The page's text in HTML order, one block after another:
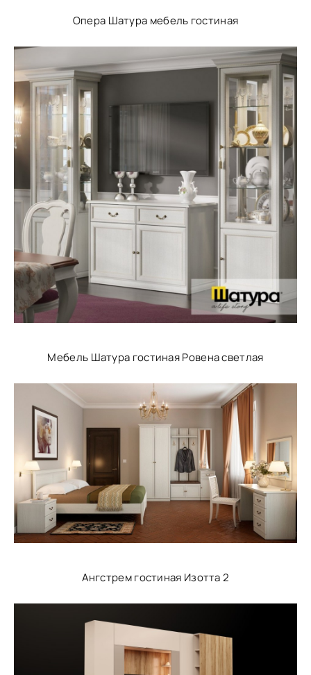
Опера Шатура мебель гостиная
Мебель Шатура гостиная Ровена светлая
Ангстрем гостиная Изотта 2